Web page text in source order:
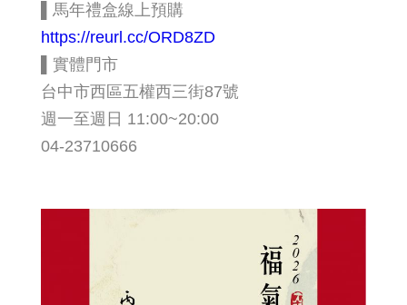
▌馬年禮盒線上預購
https://reurl.cc/ORD8ZD
▌實體門市
台中市西區五權西三街87號
週一至週 日 11:00~20:00
04-23710666